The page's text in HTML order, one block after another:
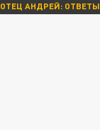
ОТЕЦ АНДРЕЙ: ОТВЕТЫ